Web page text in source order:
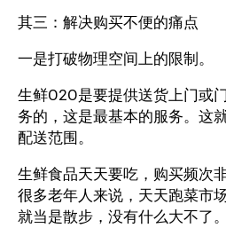
其三：解决购买不便的痛点
一是打破物理空间上的限制。
生鲜O2O是要提供送货上门或
务的，这是最基本的服务。这
配送范围。
生鲜食品天天要吃，购买频次
很多老年人来说，天天跑菜市
就当是散步，没有什么大不了